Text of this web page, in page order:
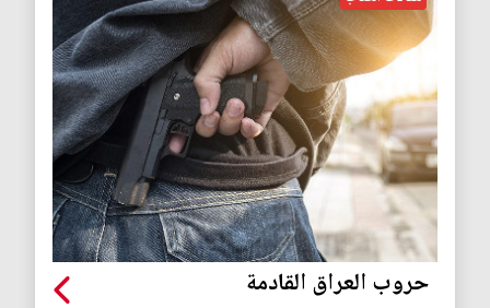
حروب العراق القادمة